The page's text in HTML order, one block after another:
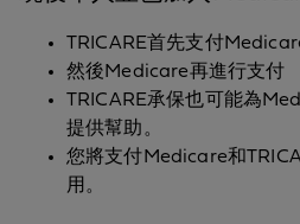
TRICARE首先支付
然後Medicare再進行支付
TRICARE承保也可能為
提供幫助。
您將支付Medicare和
用。